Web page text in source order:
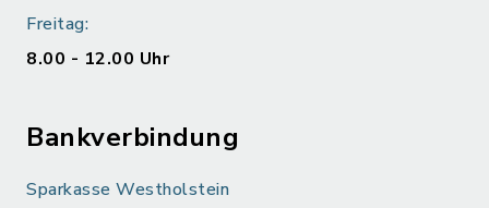
Freitag:
8.00 - 12.00 Uhr
Bankverbindung
Sparkasse Westholstein